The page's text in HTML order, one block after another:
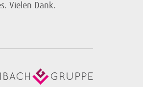
Vielen Dank.